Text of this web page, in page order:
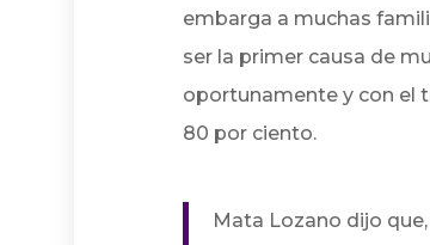
embarga a muchas
ser la primer causa de
oportunamente y con el
80 por ciento.
Mata Lozano dijo